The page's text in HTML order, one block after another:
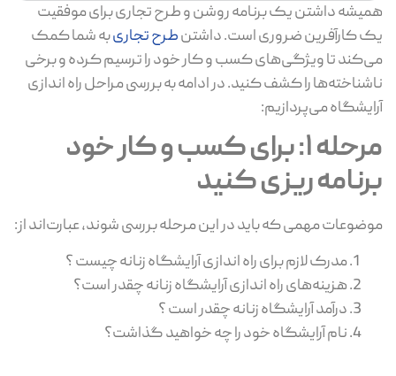
همیشه داشتن یک برنامه روشن و طرح تجاری برای موفقیت
یک کارآفرین ضروری است. داشتنطرح تجاریبه شما کمک
می‌کند تا ویژگی‌های کسب و کار خود را ترسیم کرده و برخی
ناشناخته‌ها را کشف کنید. در ادامه به بررسی مراحل راه اندازی
آرایشگاه می‌پردازیم:
مرحله 1: برای کسب و کار خود
برنامه ریزی کنید
موضوعات مهمی که باید در این مرحله بررسی شوند، عبارت‌اند از:
مدرک لازم برای راه اندازی آرایشگاه زنانه چیست ؟
هزینه‌های راه اندازی آرایشگاه زنانه چقدر است؟
درآمد آرایشگاه زنانه چقدر است ؟
نام آرایشگاه خود را چه خواهید گذاشت؟